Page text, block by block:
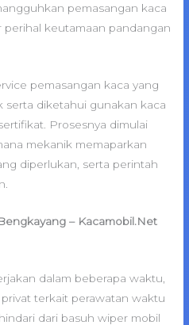
pemasangan kaca
perihal keutamaan pandangan
pemasangan kaca yang
serta diketahui gunakan kaca
Prosesnya dimulai
mekanik memaparkan
diperlukan, serta perintah
– Kacamobil.Net
dalam beberapa waktu,
terkait perawatan waktu
dari basuh wiper mobil